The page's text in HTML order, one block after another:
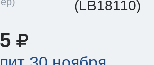
(LB18110)